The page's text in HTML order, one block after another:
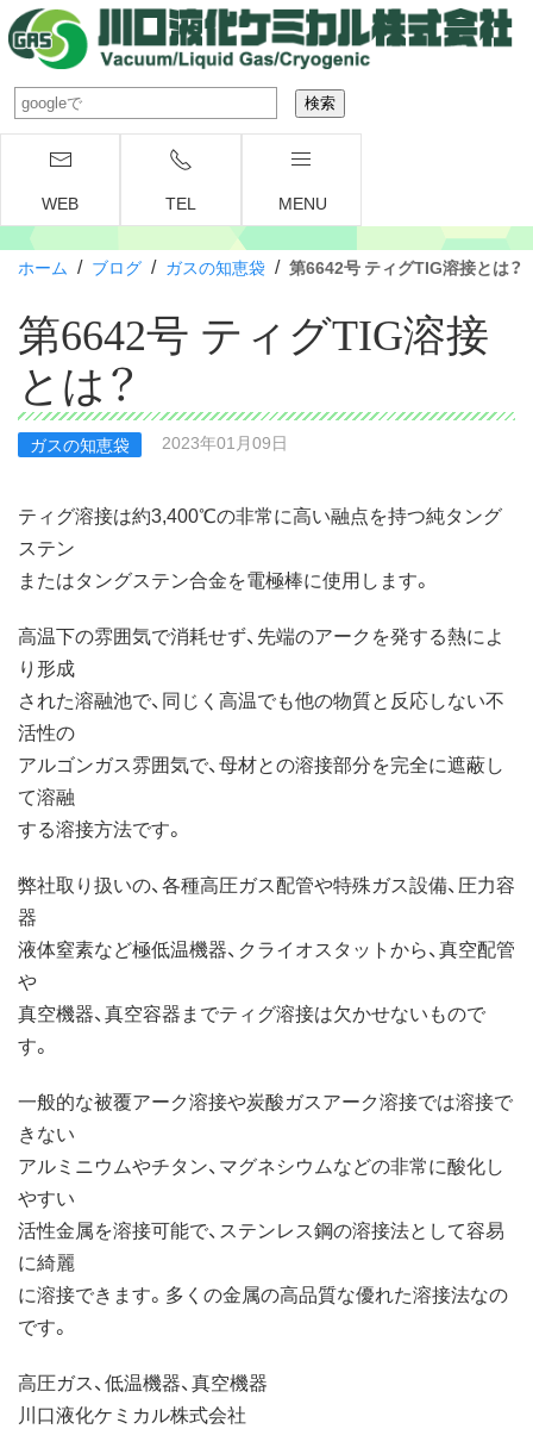
WEB TEL MENU
ホーム / ブログ / ガスの知恵袋 / 第6642号 ティグTIG溶接とは？
第6642号 ティグTIG溶接
とは？
ガスの知恵袋 2023年01月09日
ティグ溶接は約3,400℃の非常に高い融点を持つ純タング
ステン
またはタングステン合金を電極棒に使用します。
高温下の雰囲気で消耗せず、先端のアークを発する熱によ
り形成
された溶融池で、同じく高温でも他の物質と反応しない不
活性の
アルゴンガス雰囲気で、母材との溶接部分を完全に遮蔽し
て溶融
する溶接方法です。
弊社取り扱いの、各種高圧ガス配管や特殊ガス設備、圧力容
器
液体窒素など極低温機器、クライオスタットから、真空配管
や
真空機器、真空容器までティグ溶接は欠かせないもので
す。
一般的な被覆アーク溶接や炭酸ガスアーク溶接では溶接で
きない
アルミニウムやチタン、マグネシウムなどの非常に酸化し
やすい
活性金属を溶接可能で、ステンレス鋼の溶接法として容易
に綺麗
に溶接できます。多くの金属の高品質な優れた溶接法なの
です。
高圧ガス、低温機器、真空機器
川口液化ケミカル株式会社